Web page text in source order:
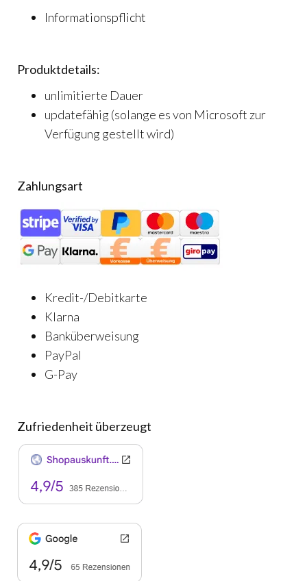
Informationspflicht
Produktdetails:
unlimitierte Dauer
updatefähig (solange es von Microsoft zur
Verfügung gestellt wird)
Zahlungsart
Kredit-/Debitkarte
Klarna
Banküberweisung
PayPal
G-Pay
Zufriedenheit überzeugt